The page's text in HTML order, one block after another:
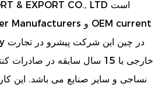
HAINING AEM IMPORT & EXPORT CO., LTD است
Manufacturers
OEM current
خارجی با 15 سال سابقه در
نساجی و سایر صنایع می باشد. این